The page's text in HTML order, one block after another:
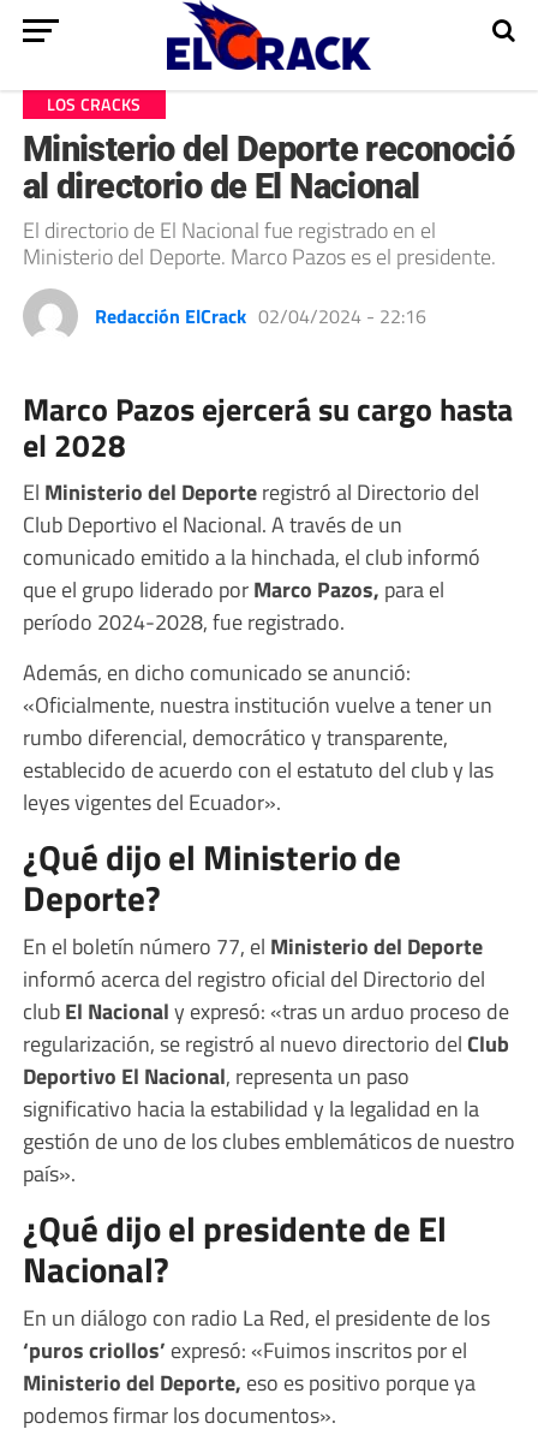
LOS CRACKS
Ministerio del Deporte reconoció
al directorio de El Nacional
El directorio de El Nacional fue registrado en el
Ministerio del Deporte. Marco Pazos es el presidente.
Redacción ElCrack 02/04/2024 - 22:16
Marco Pazos ejercerá su cargo hasta
el 2028
El Ministerio del Deporteregistró al Directorio del
Club Deportivo el Nacional. A través de un
comunicado emitido a la hinchada, el club informó
que el grupo liderado porMarco Pazos, para el
período 2024-2028, fue registrado.
Además, en dicho comunicado se anunció:
«Oficialmente, nuestra institución vuelve a tener un
rumbo diferencial, democrático y transparente,
establecido de acuerdo con el estatuto del club y las
leyes vigentes del Ecuador».
¿Qué dijo el Ministerio de
Deporte?
En el boletín número 77, el Ministerio del Deporte
informó acerca del registro oficial del Directorio del
clubEl Nacionaly expresó: «tras un arduo proceso de
regularización, se registró al nuevo directorio delClub
Deportivo El Nacional, representa un paso
significativo hacia la estabilidad y la legalidad en la
gestión de uno de los clubes emblemáticos de nuestro
país».
¿Qué dijo el presidente de El
Nacional?
En un diálogo con radio La Red, el presidente de los
‘puros criollos’ expresó: «Fuimos inscritos por el
Ministerio del Deporte, eso es positivo porque ya
podemos firmar los documentos».